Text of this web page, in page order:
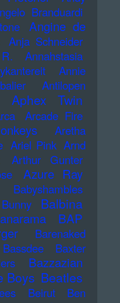
Branduardi
Angine de
Anja Schneider
Annahstasia
Annie
Antilopen
Aphex Twin
Arcade Fire
Aretha
Ariel Pink Arnd
Arthur Gunter
Azure Ray
Babyshambles
Balbina
BAP
Barenaked
Bassdee
Baxter
Bazzazian
Boys Beatles
Beirut
Ben